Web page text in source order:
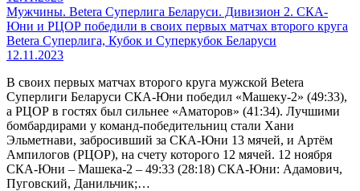
Мужчины. Betera Суперлига Беларуси. Дивизион 2. СКА-
Юни и РЦОР победили в своих первых матчах второго круга
Betera Суперлига, Кубок и Суперкубок Беларуси
12.11.2023
В своих первых матчах второго круга мужской Betera
Суперлиги Беларуси СКА-Юни победил «Машеку-2» (49:33),
а РЦОР в гостях был сильнее «Аматоров» (41:34). Лучшими
бомбардирами у команд-победительниц стали Хани
Эльметнави, забросивший за СКА-Юни 13 мячей, и Артём
Ампилогов (РЦОР), на счету которого 12 мячей. 12 ноября
СКА-Юни – Машека-2 – 49:33 (28:18) СКА-Юни: Адамович,
Пуговский, Данильчик;…